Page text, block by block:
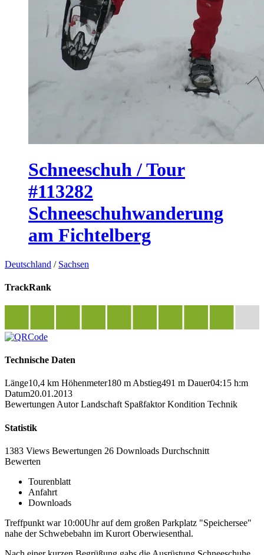
Schneeschuh / Tour
#113282
Schneeschuhwanderung
am Fichtelberg
Deutschland / Sachsen
TrackRank
Technische Daten
Länge10,4 km Höhenmeter180 m Abstieg491 m Dauer04:15 h:m
Datum20.01.2013
Bewertungen Autor Landschaft Spaßfaktor Kondition Technik
Statistik
1383 Views Bewertungen 26 Downloads Durchschnitt
Bewerten
Tourenblatt
Anfahrt
Downloads
Treffpunkt war 10:00Uhr auf dem großen Parkplatz "Speichersee"
nahe der Schwebebahn im Kurort Oberwiesenthal.